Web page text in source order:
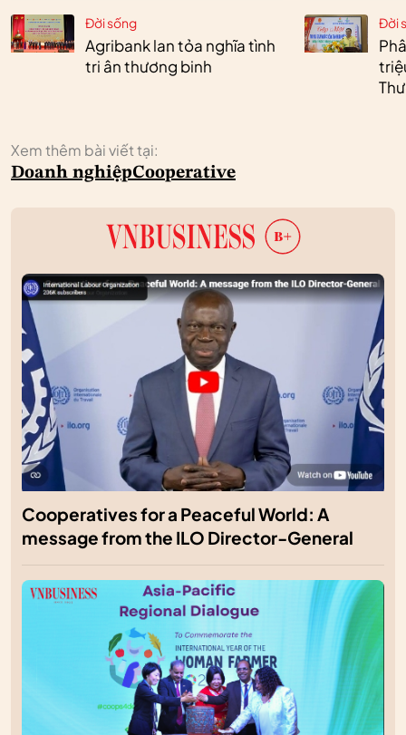
Đời sống
Agribank lan tỏa nghĩa tình
tri ân thương binh
Đời
Xem thêm bài viết tại:
Doanh nghiệpCooperative
Cooperatives for a Peaceful World: A
message from the ILO Director-General